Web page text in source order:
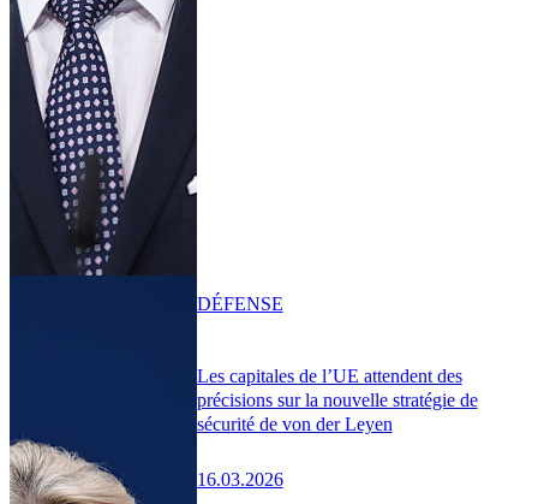
Les capitales de l’UE attendent des
précisions sur la nouvelle stratégie de
sécurité de von der Leyen
16.03.2026
DÉFENSE